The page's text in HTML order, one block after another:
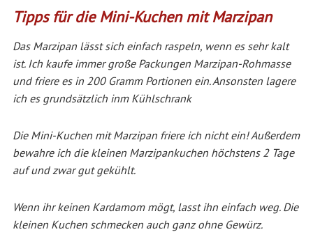
Tipps für die Mini-Kuchen mit Marzipan
Das Marzipan lässt sich einfach raspeln, wenn es sehr kalt
ist. Ich kaufe immer große Packungen Marzipan-Rohmasse
und friere es in 200 Gramm Portionen ein. Ansonsten lagere
ich es grundsätzlich inm Kühlschrank
Die Mini-Kuchen mit Marzipan friere ich nicht ein! Außerdem
bewahre ich die kleinen Marzipankuchen höchstens 2 Tage
auf und zwar gut gekühlt.
Wenn ihr keinen Kardamom mögt, lasst ihn einfach weg. Die
kleinen Kuchen schmecken auch ganz ohne Gewürz.